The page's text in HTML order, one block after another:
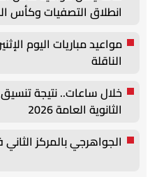
انطلاق التصفيات وكأس
الناقلة
خلال ساعات.. نتيجة
الثانوية العامة 2026
الجواهرجي بالمركز